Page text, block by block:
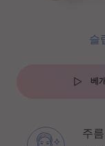
주름
슬
베